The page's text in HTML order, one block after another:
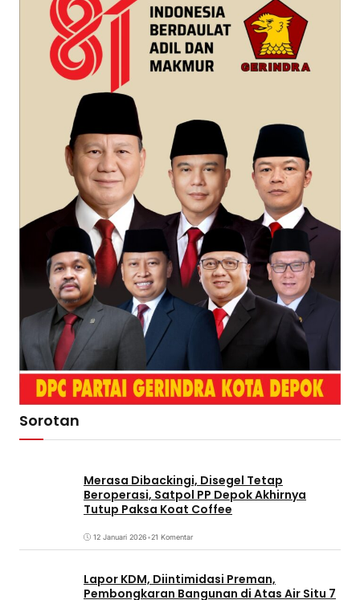
Sorotan
Merasa Dibackingi, Disegel Tetap
Beroperasi, Satpol PP Depok Akhirnya
Tutup Paksa Koat Coffee
12 Januari 2026•21 Komentar
Lapor KDM, Diintimidasi Preman,
Pembongkaran Bangunan di Atas Air Situ 7